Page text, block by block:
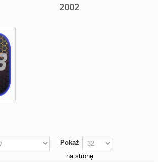
2002
Pokaż
na stronę